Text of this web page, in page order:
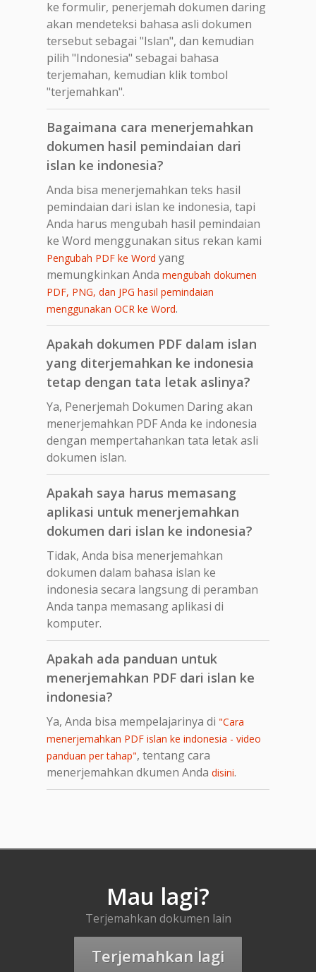
ke formulir, penerjemah dokumen daring
akan mendeteksi bahasa asli dokumen
tersebut sebagai "Islan", dan kemudian
pilih "Indonesia" sebagai bahasa
terjemahan, kemudian klik tombol
"terjemahkan".
Bagaimana cara menerjemahkan
dokumen hasil pemindaian dari
islan ke indonesia?
Anda bisa menerjemahkan teks hasil
pemindaian dari islan ke indonesia, tapi
Anda harus mengubah hasil pemindaian
ke Word menggunakan situs rekan kami
Pengubah PDF ke Word yang
memungkinkan Anda mengubah dokumen
PDF, PNG, dan JPG hasil pemindaian
menggunakan OCR ke Word.
Apakah dokumen PDF dalam islan
yang diterjemahkan ke indonesia
tetap dengan tata letak aslinya?
Ya, Penerjemah Dokumen Daring akan
menerjemahkan PDF Anda ke indonesia
dengan mempertahankan tata letak asli
dokumen islan.
Apakah saya harus memasang
aplikasi untuk menerjemahkan
dokumen dari islan ke indonesia?
Tidak, Anda bisa menerjemahkan
dokumen dalam bahasa islan ke
indonesia secara langsung di peramban
Anda tanpa memasang aplikasi di
komputer.
Apakah ada panduan untuk
menerjemahkan PDF dari islan ke
indonesia?
Ya, Anda bisa mempelajarinya di "Cara
menerjemahkan PDF islan ke indonesia - video
panduan per tahap", tentang cara
menerjemahkan dkumen Anda disini.
Mau lagi?
Terjemahkan dokumen lain
Terjemahkan lagi